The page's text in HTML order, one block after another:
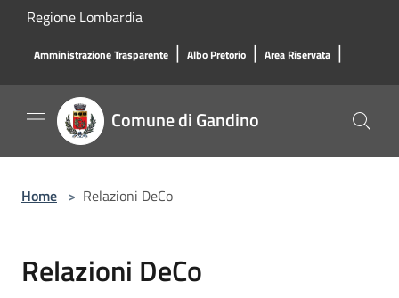
Salta al contenuto principale
Regione Lombardia
Amministrazione Trasparente | Albo Pretorio | Area Riservata |
Comune di Gandino
Home > Relazioni DeCo
Relazioni DeCo